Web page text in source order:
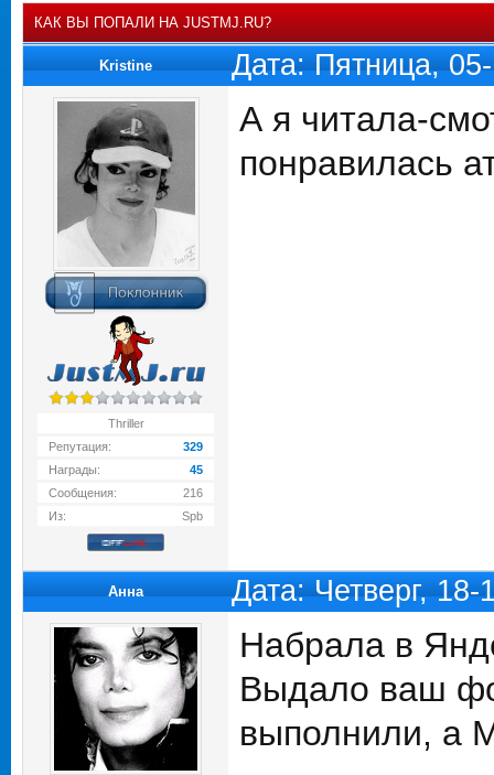
КАК ВЫ ПОПАЛИ НА JUSTMJ.RU?
Kristine Дата: Пятница,
Thriller
Репутация:
329
Награды:
45
Сообщения:
216
Из:
Spb
А я читала-
понравилась
Анна Дата: Четверг,
Набрала в
Выдало ваш
выполнили, а